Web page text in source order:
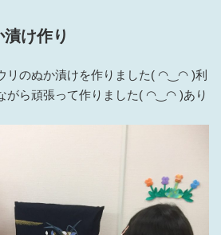
け作り
リのぬか漬けを作りました( ◠‿◠ )利
がら頑張って作りました( ◠‿◠ )あり